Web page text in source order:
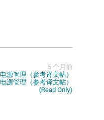
5 个月前
电源管理（参考译文帖）
电源管理（参考译文帖）
(Read Only)